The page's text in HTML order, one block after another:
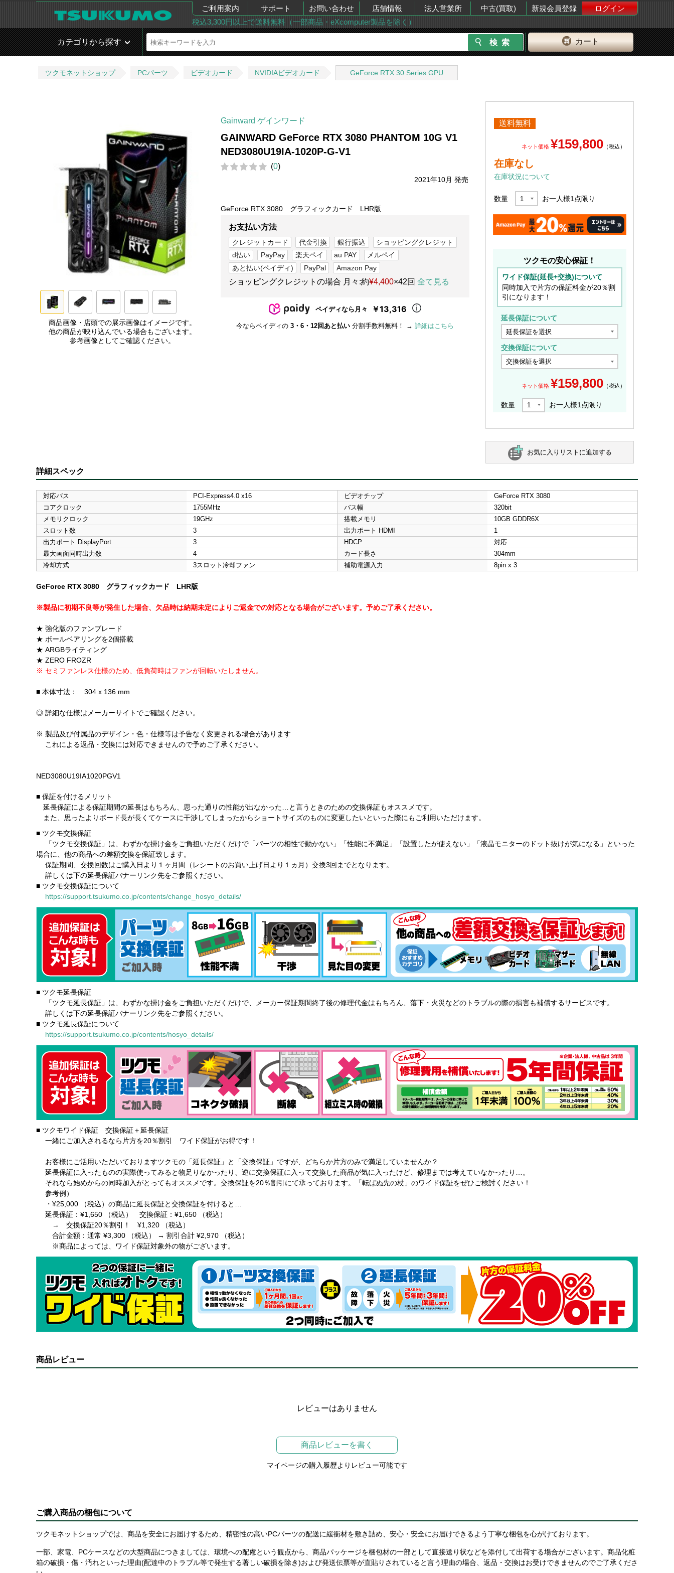
ご利用案内 サポート お問い合わせ 店舗情報 法人営業所 中古(買取) 新規会員登録
ログイン
税込3,300円以上で送料無料（一部商品・eXcomputer製品を除く）
カート
カテゴリから探す
ツクモネットショップ PCパーツ ビデオカード NVIDIAビデオカード GeForce RTX 30 Series GPU
商品画像・店頭での展示画像はイメージです。
他の商品が映り込んでいる場合もございます。
参考画像としてご確認ください。
Gainward ゲインワード
GAINWARD GeForce RTX 3080 PHANTOM 10G V1
NED3080U19IA-1020P-G-V1
(0)
2021年10月 発売
GeForce RTX 3080 グラフィックカード LHR版
お支払い方法
クレジットカード 代金引換 銀行振込
ショッピングクレジット
d払い
PayPay 楽天ペイ au PAY
メルペイ
あと払い(ペイディ)
PayPal Amazon Pay
ショッピングクレジットの場合 月々:約¥4,400×42回 全て見る
ペイディなら月々 ￥13,316
今ならペイディの 3・6・12回あと払い 分割手数料無料！ → 詳細はこちら
送料無料
ネット価格 ¥159,800 （税込）
在庫なし
在庫状況について
数量 お一人様1 点限り
ツクモの安心保証！
ワイド保証(延長+交換)について
同時加入で片方の保証料金が20％割
引になります！
延長保証について
交換保証について
ネット価格 ¥159,800 （税込）
数量 お一人様1点限り
お気に入りリストに追加する
詳細スペック
対応バス PCI-Express4.0 x16 ビデオチップ
GeForce RTX 3080
コアクロック
1755MHz バス幅
320bit
メモリクロック
19GHz 搭載メモリ
10GB GDDR6X
スロット数
3 出力ポート HDMI
1
出力ポート DisplayPort
3 HDCP
対応
最大画面同時出力数
4 カード長さ
304mm
冷却方式
3スロット冷却ファン 補助電源入力 8pin x 3
GeForce RTX 3080 グラフィックカード LHR版
※製品に初期不良等が発生した場合、欠品時は納期未定によりご返金での対応となる場合がございます。予めご了承ください。
★ 強化版のファンブレード
★ ボールベアリングを2個搭載
★ ARGBライティング
★ ZERO FROZR
※ セミファンレス仕様のため、低負荷時はファンが回転いたしません。
■ 本体寸法： 304 x 136 mm
◎ 詳細な仕様はメーカーサイトでご確認ください。
※ 製品及び付属品のデザイン・色・仕様等は予告なく変更される場合があります
これによる返品・交換には対応できませんので予めご了承ください。
NED3080U19IA1020PGV1
■ 保証を付けるメリット
延長保証による保証期間の延長はもちろん、思った通りの性能が出なかった…と言うときのための交換保証もオススメです。
また、思ったよりボード長が長くてケースに干渉してしまったからショートサイズのものに変更したいといった際にもご利用いただけます。
■ ツクモ交換保証
「ツクモ交換保証」は、わずかな掛け金をご負担いただくだけで「パーツの相性で動かない」「性能に不満足」「設置したが使えない」「液晶モニターのドット抜けが気になる」といった
場合に、他の商品への差額交換を保証致します。
保証期間、交換回数はご購入日より１ヶ月間（レシートのお買い上げ日より１ヵ月）交換3回までとなります。
詳しくは下の延長保証バナーリンク先をご参照ください。
■ ツクモ交換保証について
https://support.tsukumo.co.jp/contents/change_hosyo_details/
■ ツクモ延長保証
「ツクモ延長保証」は、わずかな掛け金をご負担いただくだけで、メーカー保証期間終了後の修理代金はもちろん、落下・火災などのトラブルの際の損害も補償するサービスです。
詳しくは下の延長保証バナーリンク先をご参照ください。
■ ツクモ延長保証について
https://support.tsukumo.co.jp/contents/hosyo_details/
■ ツクモワイド保証 交換保証＋延長保証
一緒にご加入されるなら片方を20％割引 ワイド保証がお得です！
お客様にご活用いただいておりますツクモの「延長保証」と「交換保証」ですが、どちらか片方のみで満足していませんか？
延長保証に入ったものの実際使ってみると物足りなかったり、逆に交換保証に入って交換した商品が気に入ったけど、修理までは考えていなかったり…。
それなら始めからの同時加入がとってもオススメです。交換保証を20％割引にて承っております。「転ばぬ先の杖」のワイド保証をぜひご検討ください！
参考例）
・¥25,000 （税込）の商品に延長保証と交換保証を付けると…
延長保証：¥1,650 （税込） 交換保証：¥1,650 （税込）
→ 交換保証20％割引！ ¥1,320 （税込）
合計金額：通常 ¥3,300 （税込） → 割引合計 ¥2,970 （税込）
※商品によっては、ワイド保証対象外の物がございます。
商品レビュー
レビューはありません
商品レビューを書く
マイページの購入履歴よりレビュー可能です
ご購入商品の梱包について
ツクモネットショップでは、商品を安全にお届けするため、精密性の高いPCパーツの配送に緩衝材を敷き詰め、安心・安全にお届けできるよう丁寧な梱包を心がけております。
一部、家電、PCケースなどの大型商品につきましては、環境への配慮という観点から、商品パッケージを梱包材の一部として直接送り状などを添付して出荷する場合がございます。商品化粧
箱の破損・傷・汚れといった理由(配達中のトラブル等で発生する著しい破損を除き)および発送伝票等が直貼りされていると言う理由の場合、返品・交換はお受けできませんのでご了承くださ